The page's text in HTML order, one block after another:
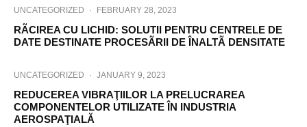
UNCATEGORIZED · FEBRUARY 28, 2023
RÃCIREA CU LICHID: SOLUTII PENTRU CENTRELE DE
DATE DESTINATE PROCESÃRII DE ÎNALTÃ DENSITATE
UNCATEGORIZED · JANUARY 9, 2023
REDUCEREA VIBRAŢIILOR LA PRELUCRAREA
COMPONENTELOR UTILIZATE ÎN INDUSTRIA
AEROSPAŢIALĂ